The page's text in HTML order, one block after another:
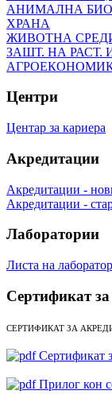
АНИМАЛНА
ХРАНА
ЖИВОТНА
ЗАШТ. НА РАСТ.
Центри
Центар за кариера
Акредитации
Акредитации -
Акредитации -
Лаборатории
Листа на
Сертификат
СЕРТИФИКАТ ЗА
Сертификат
Прилог кон